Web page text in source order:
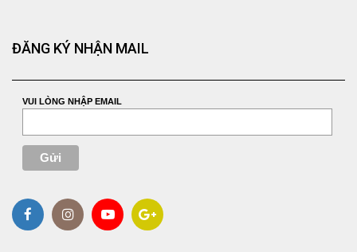
ĐĂNG KÝ NHẬN MAIL
VUI LÒNG NHẬP EMAIL